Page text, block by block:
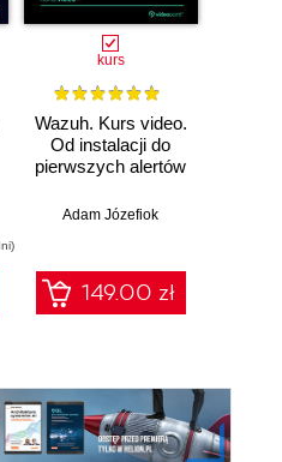
kurs
Wazuh. Kurs video.
Od instalacji do
pierwszych alertów
Adam Józefiok
149.00 zł